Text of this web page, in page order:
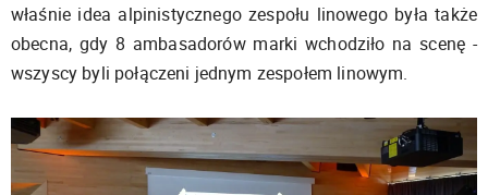
właśnie idea alpinistycznego zespołu linowego była także
obecna, gdy 8 ambasadorów marki wchodziło na scenę -
wszyscy byli połączeni jednym zespołem linowym.